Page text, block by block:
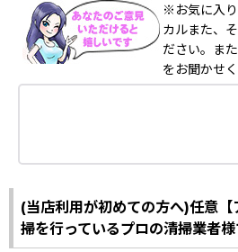
※お気に入
カルまた、
ださい。ま
をお聞かせく
(当店利用が初めての方へ)任意【
掃を行っているプロの清掃業者様